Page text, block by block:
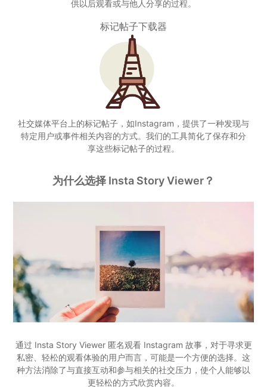
供以后观看或与他人分享的过程。
标记帖子下载器
社交媒体平台上的标记帖子，如Instagram，提供了一种发现与
特定用户或事件相关内容的方式。我们的工具简化了保存和分
享这些标记帖子的过程。
为什么选择 Insta Story Viewer？
通过 Insta Story Viewer 匿名观看 Instagram 故事，对于寻求更
私密、轻松的观看体验的用户而言，可能是一个方便的选择。这
种方法消除了与直接互动和参与相关的社交压力，使个人能够以
更轻松的方式欣赏内容。